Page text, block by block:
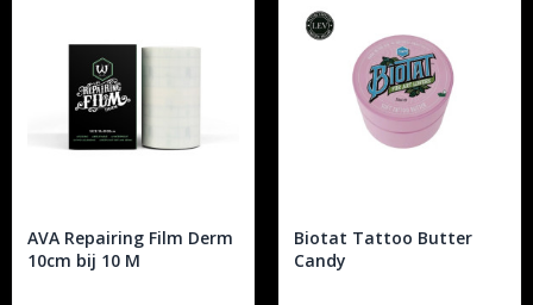
AVA Repairing Film Derm
10cm bij 10 M
Biotat Tattoo Butter
Candy